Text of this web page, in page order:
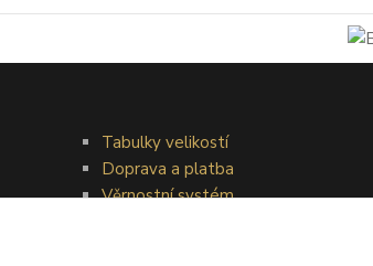
Tabulky velikostí
Doprava a platba
Věrnostní systém